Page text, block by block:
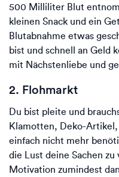
500 Milliliter Blut
kleinen Snack und ein
Blutabnahme etwas
bist und schnell an Geld
mit Nächstenliebe und
2. Flohmarkt
Du bist pleite und
Klamotten, Deko-
einfach nicht mehr
die Lust deine Sachen
Motivation zumindest